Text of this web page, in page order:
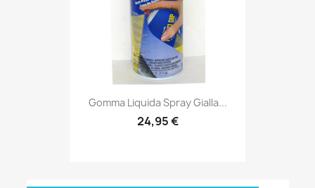
Gomma Liquida Spray Gialla...
24,95 €